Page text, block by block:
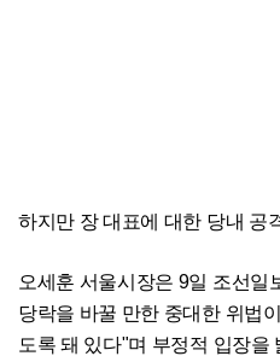
하지만 장 대표에 대한 당내 공
오세훈 서울시장은 9일 조선일
당락을 바꿀 만한 중대한 위법
도록 돼 있다"며 부정적 입장을